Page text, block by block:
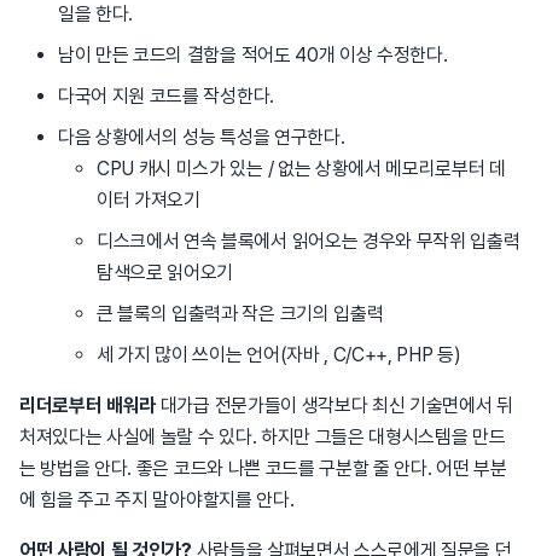
일을 한다.
남이 만든 코드의 결함을 적어도 40개 이상 수정한다.
다국어 지원 코드를 작성한다.
다음 상황에서의 성능 특성을 연구한다.
CPU 캐시 미스가 있는 / 없는 상황에서 메모리로부터 데
이터 가져오기
디스크에서 연속 블록에서 읽어오는 경우와 무작위 입출력
탐색으로 읽어오기
큰 블록의 입출력과 작은 크기의 입출력
세 가지 많이 쓰이는 언어(자바 , C/C++, PHP 등)
리더로부터 배워라 대가급 전문가들이 생각보다 최신 기술면에서 뒤
처져있다는 사실에 놀랄 수 있다. 하지만 그들은 대형시스템을 만드
는 방법을 안다. 좋은 코드와 나쁜 코드를 구분할 줄 안다. 어떤 부분
에 힘을 주고 주지 말아야할지를 안다.
어떤 사람이 될 것인가? 사람들을 살펴보면서 스스로에게 질문을 던